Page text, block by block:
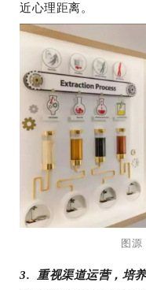
近心理距离。
图源
3. 重视渠道运营，培